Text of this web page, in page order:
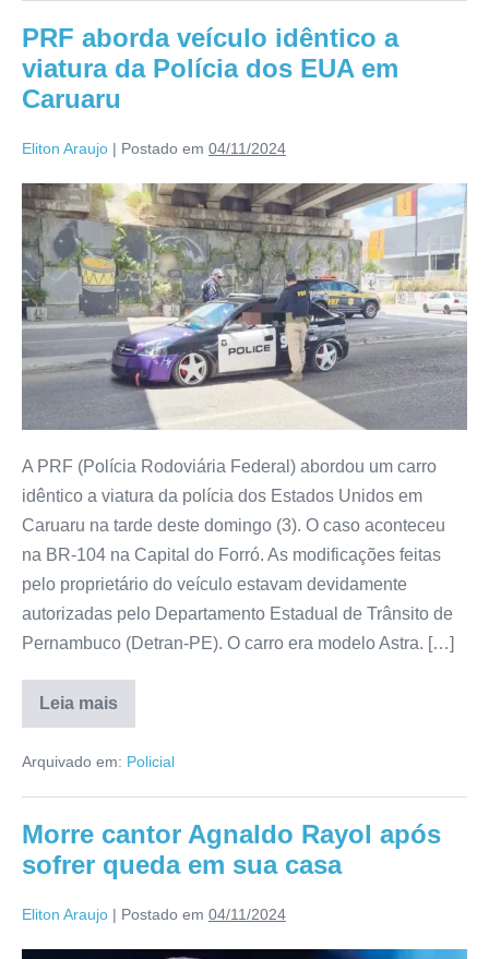
PRF aborda veículo idêntico a
viatura da Polícia dos EUA em
Caruaru
Eliton Araujo | Postado em 04/11/2024
A PRF (Polícia Rodoviária Federal) abordou um carro
idêntico a viatura da polícia dos Estados Unidos em
Caruaru na tarde deste domingo (3). O caso aconteceu
na BR-104 na Capital do Forró. As modificações feitas
pelo proprietário do veículo estavam devidamente
autorizadas pelo Departamento Estadual de Trânsito de
Pernambuco (Detran-PE). O carro era modelo Astra. […]
Leia mais
Arquivado em: Policial
Morre cantor Agnaldo Rayol após
sofrer queda em sua casa
Eliton Araujo | Postado em 04/11/2024